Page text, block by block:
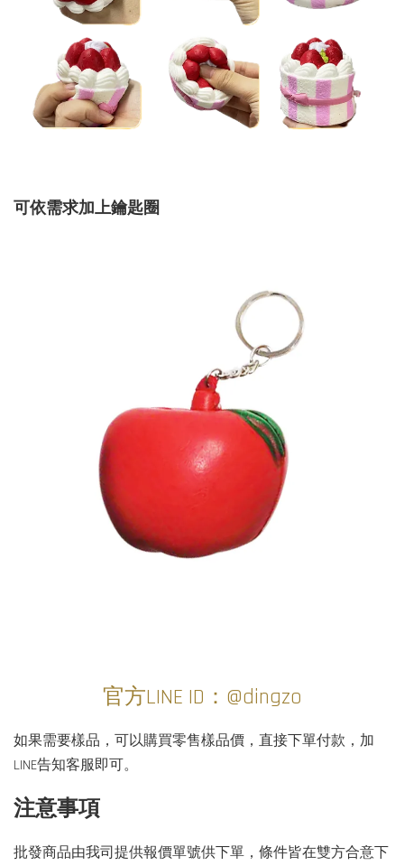
可依需求加上鑰匙圈
官方LINE ID：@dingzo
如果需要樣品，可以購買零售樣品價，直接下單付款，加
LINE告知客服即可。
注意事項
批發商品由我司提供報價單號供下單，條件皆在雙方合意下